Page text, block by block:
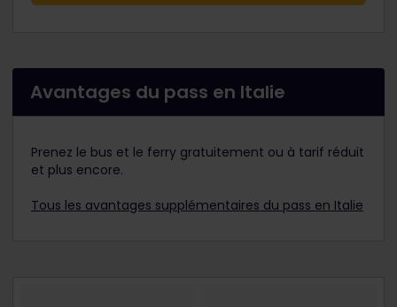
Avantages du pass en Italie
Prenez le bus et le ferry gratuitement ou à tarif réduit
et plus encore.
Tous les avantages supplémentaires du pass en Italie